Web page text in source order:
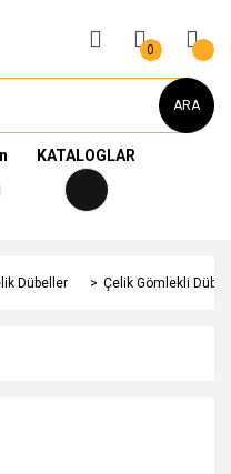
ARA
KATALOGLAR
0
Dübeller Çelik Gömlekli